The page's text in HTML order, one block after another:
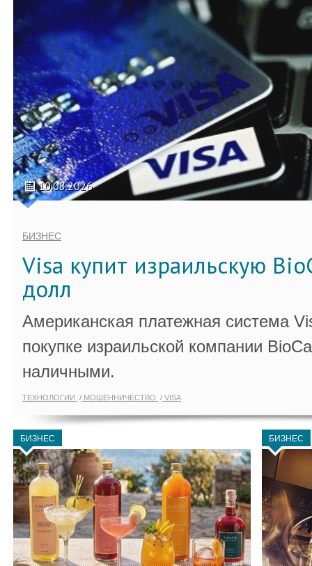
10.08.2026
БИЗНЕС
Visa купит израильскую
долл
Американская платежная система
покупке израильской компании
наличными.
ТЕХНОЛОГИИ МОШЕННИЧЕСТВО VISA
БИЗНЕС БИЗНЕС